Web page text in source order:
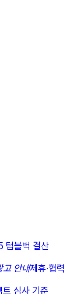
텀블벅 결산
고 안내제휴·협력
트 심사 기준